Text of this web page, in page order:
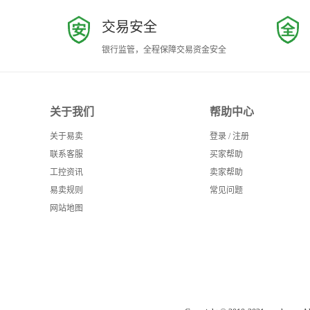
交易安全
银行监管，全程保障交易资金安全
关于我们
关于易卖
联系客服
工控资讯
易卖规则
网站地图
帮助中心
登录 / 注册
买家帮助
卖家帮助
常见问题